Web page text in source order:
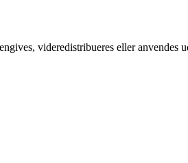
videredistribueres eller anvendes